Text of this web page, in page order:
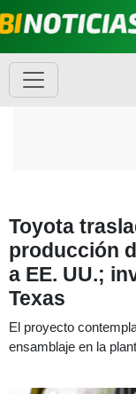
Toyota
producción
a EE. UU.;
Texas
El proyecto
ensamblaje en la